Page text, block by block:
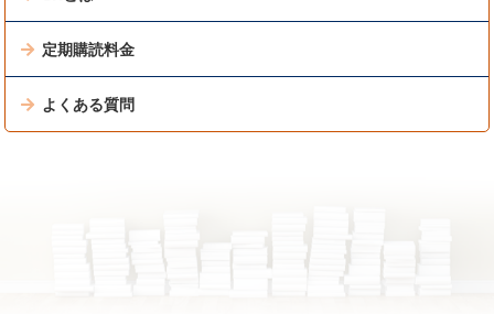
定期購読料金
よくある質問